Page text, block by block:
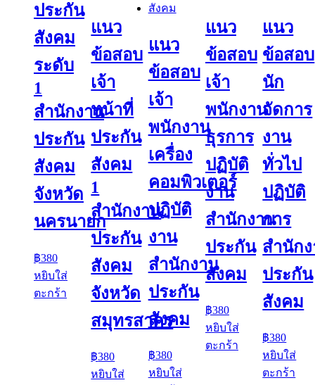
ประกัน
สังคม
ระดับ
1
สำนักงาน
ประกัน
สังคม
จังหวัด
นครนายก
฿380
หยิบใส่
ตะกร้า
แนว
ข้อสอบ
เจ้า
หน้าที่
ประกัน
สังคม
1
สำนักงาน
ประกัน
สังคม
จังหวัด
สมุทรสาคร
฿380
หยิบใส่
แนว
ข้อสอบ
เจ้า
พนักงาน
เครื่อง
คอมพิวเตอร์
ปฏิบัติ
งาน
สำนักงาน
ประกัน
สังคม
฿380
หยิบใส่
แนว
ข้อสอบ
เจ้า
พนักงาน
ธุรการ
ปฏิบัติ
งาน
สำนักงาน
ประกัน
สังคม
฿380
หยิบใส่
ตะกร้า
แนว
ข้อสอบ
นัก
จัดการ
งาน
ทั่วไป
ปฏิบัติ
การ
สำนัก
ประกัน
สังคม
฿380
หยิบใส่
ตะกร้า